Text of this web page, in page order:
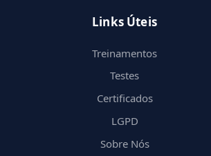
Links Úteis
Treinamentos
Testes
Certificados
LGPD
Sobre Nós